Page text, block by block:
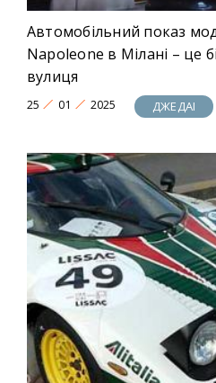
Автомобільний показ
Napoleone в Мілані – це
вулиця
25 01 2025 ДЖЕДАІ